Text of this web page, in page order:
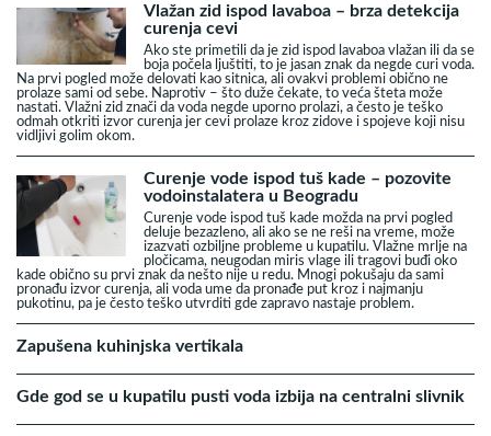
Vlažan zid ispod lavaboa – brza detekcija
curenja cevi
Ako ste primetili da je zid ispod lavaboa vlažan ili da se
boja počela ljuštiti, to je jasan znak da negde curi voda.
Na prvi pogled može delovati kao sitnica, ali ovakvi problemi obično ne
prolaze sami od sebe. Naprotiv – što duže čekate, to veća šteta može
nastati. Vlažni zid znači da voda negde uporno prolazi, a često je teško
odmah otkriti izvor curenja jer cevi prolaze kroz zidove i spojeve koji nisu
vidljivi golim okom.
Curenje vode ispod tuš kade – pozovite
vodoinstalatera u Beogradu
Curenje vode ispod tuš kade možda na prvi pogled
deluje bezazleno, ali ako se ne reši na vreme, može
izazvati ozbiljne probleme u kupatilu. Vlažne mrlje na
pločicama, neugodan miris vlage ili tragovi buđi oko
kade obično su prvi znak da nešto nije u redu. Mnogi pokušaju da sami
pronađu izvor curenja, ali voda ume da pronađe put kroz i najmanju
pukotinu, pa je često teško utvrditi gde zapravo nastaje problem.
Zapušena kuhinjska vertikala
Gde god se u kupatilu pusti voda izbija na centralni slivnik